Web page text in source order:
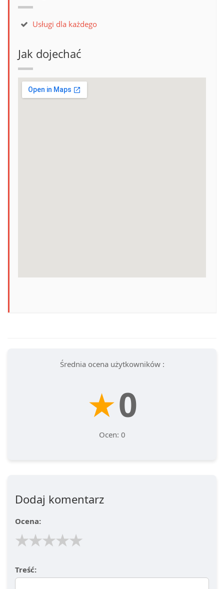
Usługi dla każdego
Jak dojechać
Średnia ocena użytkowników :
★0
Ocen: 0
Dodaj komentarz
Ocena:
★
★
★
★
★
Treść: